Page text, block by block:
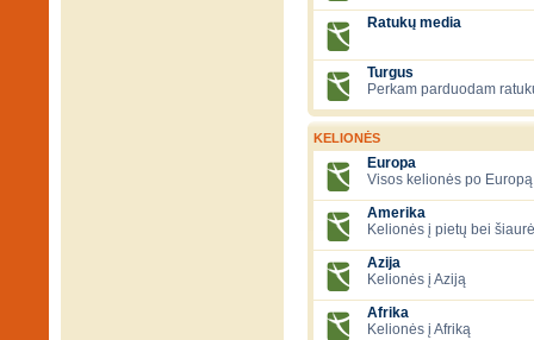
Ratukų media
Turgus
Perkam parduodam
KELIONĖS
Europa
Visos kelionės po
Amerika
Kelionės į pietų bei
Azija
Kelionės į Aziją
Afrika
Kelionės į Afriką